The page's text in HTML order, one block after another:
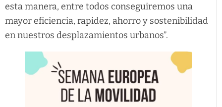
esta manera, entre todos conseguiremos una
mayor eficiencia, rapidez, ahorro y sostenibilidad
en nuestros desplazamientos urbanos”.